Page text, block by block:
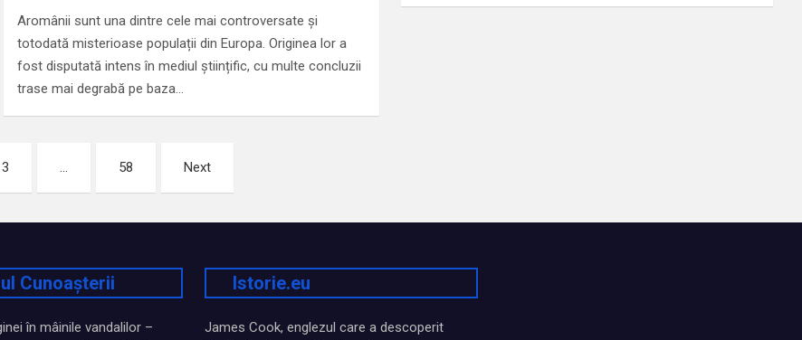
Aromânii sunt una dintre cele mai controversate și
totodată misterioase populații din Europa. Originea lor a
fost disputată intens în mediul științific, cu multe concluzii
trase mai degrabă pe baza…
3 … 58 Next
Cunoașterii
în mâinile vandalilor –
Istorie.eu
James Cook, englezul care a descoperit